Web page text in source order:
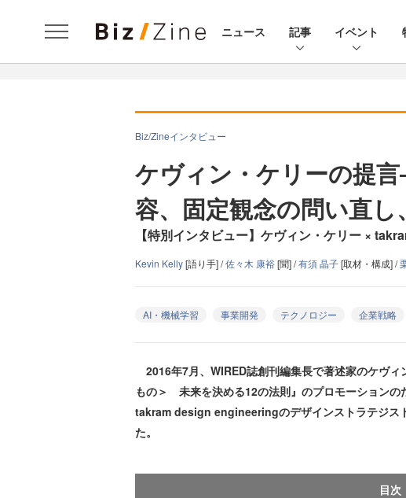
ニュース 記事 イベント
Biz/Zineインタビュー
ケヴィン・ケリーの提
容、固定観念の問い直
【特別インタビュー】ケヴィン・ケリー ×
Kevin Kelly[語り手] /佐々木 康裕[聞] /有須 晶子[取材・構成] /
AI・機械学習 事業開発 テクノロジー 企業戦略
2016年7月、WIRED誌創刊編集長で著述家のケヴ
もの＞ 未来を決める12の法則』のプロモーションの
takram design engineeringのデザインストラテジス
た。
目次